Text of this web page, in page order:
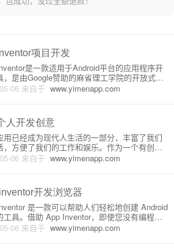
项目开发
06 来自于 www.yimenapp.com
是一款适用于Android平台的应用程序开
，是由Google赞助的麻省理工学院的开放式教
组织所开发的。不需要任何编码经验，只需要
用模块式的颜色块，你便可以便捷地创建出安
人开发创意
06 来自于 www.yimenapp.com
用已经成为现代人生活的一部分，丰富了我们
，方便了我们的工作和娱乐。作为一个有创意
开发者，你可以通过打造自己的应用，向世界
的才华和创意。本文将介绍一些app个人开发创
活助手应用的目
开发浏览器
06 来自于 www.yimenapp.com
是一款可以帮助人们轻松地创建 Android
工具。借助 App Inventor，即使您没有编程基
能轻松地创建自己的应用程序。其中，App Inv
中自带一个浏览器组件，可以很方便地实现浏览